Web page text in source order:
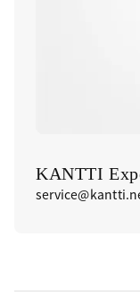
KANTTI